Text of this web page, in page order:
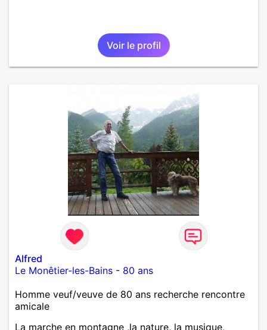
Voir le profil
Alfred
Le Monêtier-les-Bains - 80 ans
Homme veuf/veuve de 80 ans recherche rencontre
amicale
La marche en montagne ,la nature, la musique,